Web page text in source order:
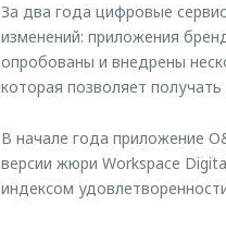
За два года цифровые
изменений: приложения
опробованы и внедрены
которая позволяет
В начале года приложение
версии жюри Workspace
индексом